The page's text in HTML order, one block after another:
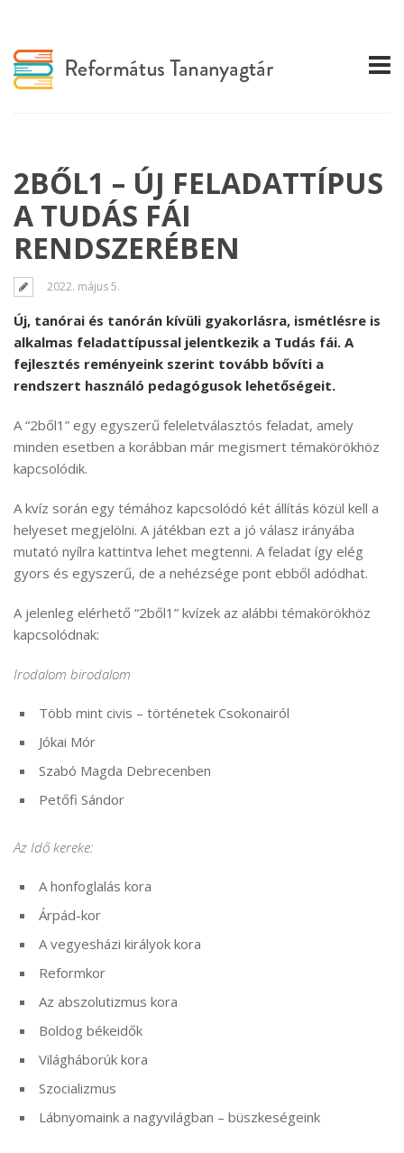
2BŐL1 – ÚJ FELADATTÍPUS
A TUDÁS FÁI
RENDSZERÉBEN
2022. május 5.
Új, tanórai és tanórán kívüli gyakorlásra, ismétlésre is
alkalmas feladattípussal jelentkezik a Tudás fái. A
fejlesztés reményeink szerint tovább bővíti a
rendszert használó pedagógusok lehetőségeit.
A “2ből1” egy egyszerű feleletválasztós feladat, amely
minden esetben a korábban már megismert témakörökhöz
kapcsolódik.
A kvíz során egy témához kapcsolódó két állítás közül kell a
helyeset megjelölni. A játékban ezt a jó válasz irányába
mutató nyílra kattintva lehet megtenni. A feladat így elég
gyors és egyszerű, de a nehézsége pont ebből adódhat.
A jelenleg elérhető “2ből1” kvízek az alábbi témakörökhöz
kapcsolódnak:
Irodalom birodalom
Több mint civis – történetek Csokonairól
Jókai Mór
Szabó Magda Debrecenben
Petőfi Sándor
Az Idő kereke:
A honfoglalás kora
Árpád-kor
A vegyesházi királyok kora
Reformkor
Az abszolutizmus kora
Boldog békeidők
Világháborúk kora
Szocializmus
Lábnyomaink a nagyvilágban – büszkeségeink